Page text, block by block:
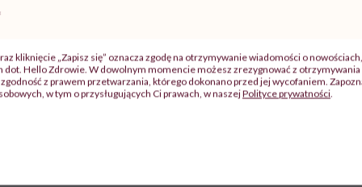
‒ przyczyny
wrzodów dwunastnicy nie została całkowicie
jest bakteriaHelicobacter Pylori‒ spiralna bakteria,
W wyniku zakażenia dochodzi do zwiększenia
kwasu solnego. Jego nadmiar uszkadza błonę śluzową
kliknięcie „Zapisz się” oznacza zgodę na otrzymywanie wiadomości o
dot. Hello Zdrowie. W dowolnym momencie możesz zrezygnować z
zgodność z prawem przetwarzania, którego dokonano przed jej wycofaniem.
w tym o przysługujących Ci prawach, w naszejPolityce prywatności.